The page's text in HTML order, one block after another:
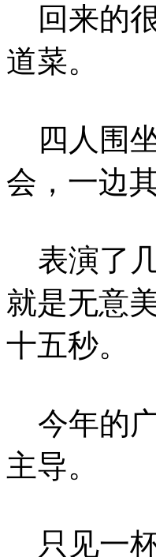
回来的
道菜。
四人围
会，一边
表演了
就是无意
十五秒。
今年的
主导。
只见一